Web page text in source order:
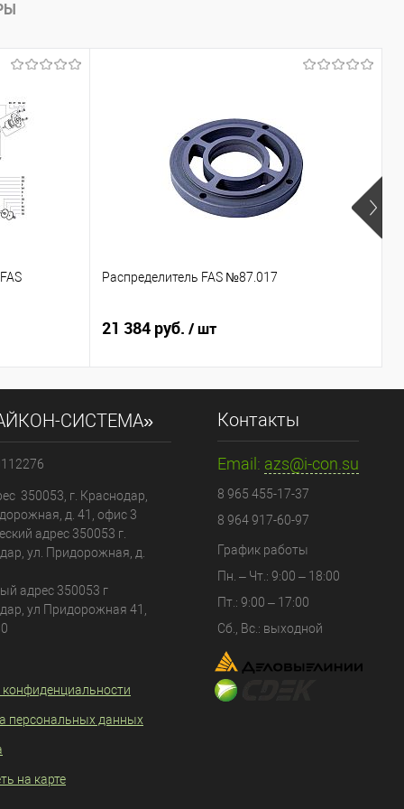
Распределитель FAS №87.017
21 384 руб./ шт
СИСТЕМА»
350053, г. Краснодар,
д. 41, офис 3
адрес350053 г.
, ул. Придорожная, д.
адрес 350053 г
ул Придорожная 41,
конфиденциальности
персональных данных
на карте
Контакты
Email: azs@i-con.su
8 965 455-17-37
8 964 917-60-97
График работы
Пн. – Чт.: 9:00 – 18:00
Пт.: 9:00 – 17:00
Сб., Вс.: выходной